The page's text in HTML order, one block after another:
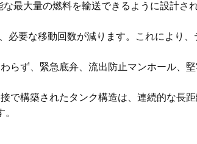
最大量の燃料を輸送できるように設計さ
必要な移動回数が減ります。これにより、
らず、緊急底弁、流出防止マンホール、
で構築されたタンク構造は、連続的な長